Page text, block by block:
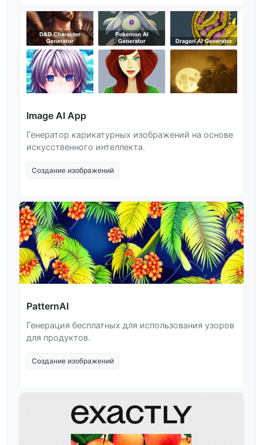
Image AI App
Генератор карикатурных изображений на основе
искусственного интеллекта.
Создание изображений
PatternAI
Генерация бесплатных для использования узоров
для продуктов.
Создание изображений